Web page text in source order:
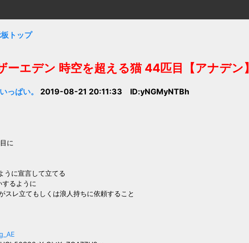
トップ
ーエデン 時空を超える猫 44匹目【アナデン】
っぱい。 2019-08-21 20:11:33 ID:yNGMyNTBh
に
に宣言して立てる
るように
レ立てもしくは浪人持ちに依頼すること